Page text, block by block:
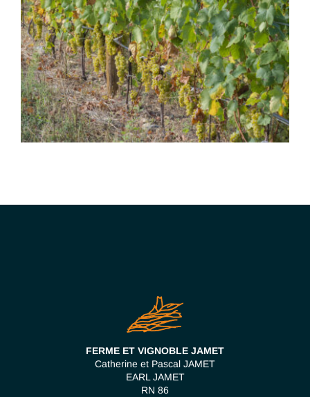
FERME ET VIGNOBLE JAMET
Catherine et Pascal JAMET
EARL JAMET
RN 86